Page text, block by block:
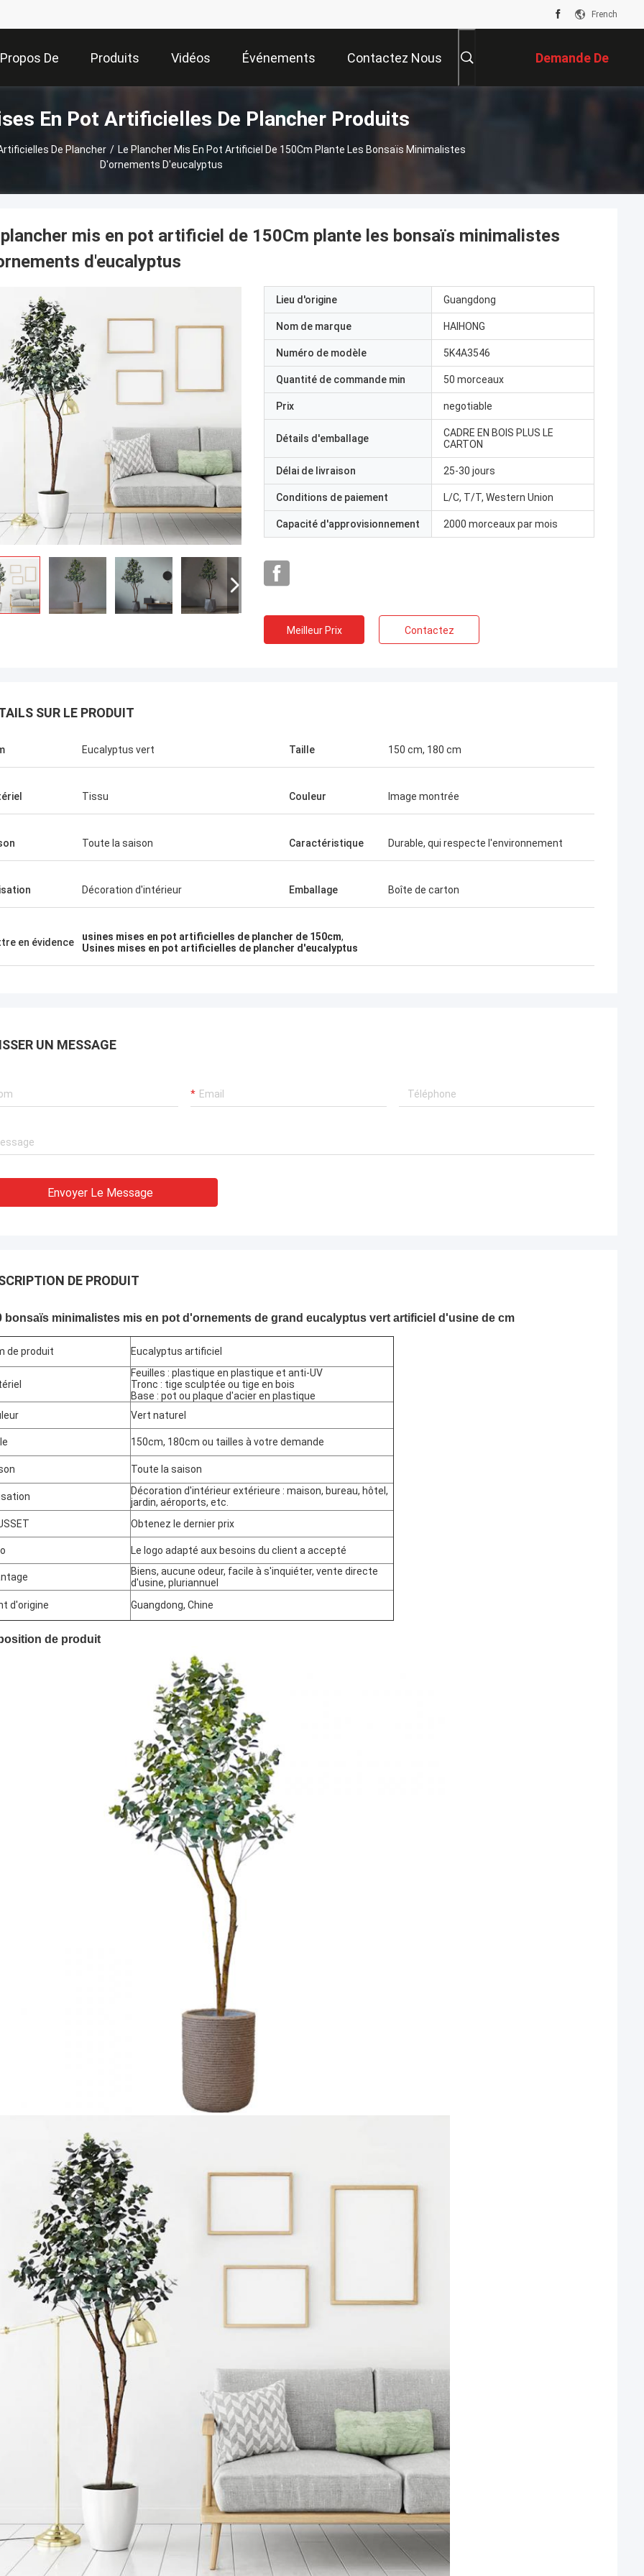
French
De
Nous
Produits Vidéos Événements Contactez Nous Demande De
Soumission
En Pot Artificielles De Plancher Produits
De Plancher / Le Plancher Mis En Pot Artificiel De 150Cm Plante Les Bonsaïs Minimalistes
D'ornements D'eucalyptus
Esprit vert
choisi la société de Haihong
aux détails, et soin élevé de
nous ont toujours assuré un
à tous nos besoins. Ils ont
mis en pot artificiel de 150Cm plante les bonsaïs minimalistes
d'eucalyptus
Lieu d'origine Guangdong
Nom de marque HAIHONG
Numéro de modèle 5K4A3546
Quantité de commande min 50 morceaux
Prix negotiable
Détails d'emballage
CADRE EN BOIS PLUS LE
CARTON
Délai de livraison 25-30 jours
Conditions de paiement L/C, T/T, Western Union
Capacité d'approvisionnement 2000 morceaux par mois
Meilleur Prix Contactez
SUR LE PRODUIT
Eucalyptus vert Taille 150 cm, 180 cm
Tissu Couleur Image montrée
Toute la saison Caractéristique Durable, qui respecte l'environnement
Décoration d'intérieur Emballage Boîte de carton
en évidence usines mises en pot artificielles de plancher de 150cm,
Usines mises en pot artificielles de plancher d'eucalyptus
UN MESSAGE
Envoyer Le Message
DE PRODUIT
bonsaïs minimalistes mis en pot d'ornements de grand eucalyptus vert artificiel d'usine de cm
de produit Eucalyptus artificiel
Feuilles : plastique en plastique et anti-UV
Tronc : tige sculptée ou tige en bois
Base : pot ou plaque d'acier en plastique
Vert naturel
150cm, 180cm ou tailles à votre demande
Toute la saison
Décoration d'intérieur extérieure : maison, bureau, hôtel,
jardin, aéroports, etc.
Obtenez le dernier prix
Le logo adapté aux besoins du client a accepté
Biens, aucune odeur, facile à s'inquiéter, vente directe
d'usine, pluriannuel
d'origine
Guangdong, Chine
de produit